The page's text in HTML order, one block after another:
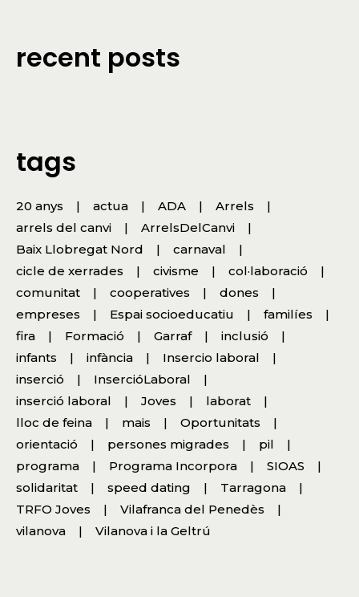
recent posts
tags
20 anys actua ADA
Arrels
arrels del canvi
ArrelsDelCanvi
Baix Llobregat Nord
carnaval
cicle de xerrades
civisme
col·laboració
comunitat
cooperatives
dones
empreses
Espai socioeducatiu
familíes
fira
Formació Garraf
inclusió
infants
infància
Insercio laboral
inserció
InsercióLaboral
inserció laboral
Joves
laborat
lloc de feina
mais
Oportunitats
orientació
persones migrades
pil
programa
Programa Incorpora
SIOAS
solidaritat
speed dating
Tarragona
TRFO Joves
Vilafranca del Penedès
vilanova
Vilanova i la Geltrú